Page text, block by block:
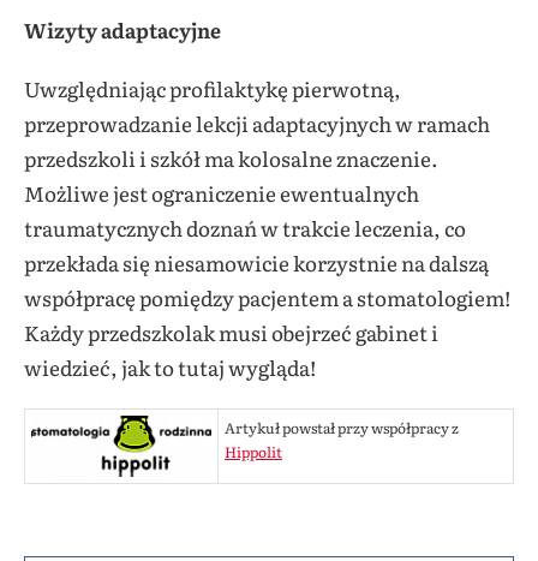
Wizyty adaptacyjne
Uwzględniając profilaktykę pierwotną,
przeprowadzanie lekcji adaptacyjnych w ramach
przedszkoli i szkół ma kolosalne znaczenie.
Możliwe jest ograniczenie ewentualnych
traumatycznych doznań w trakcie leczenia, co
przekłada się niesamowicie korzystnie na dalszą
współpracę pomiędzy pacjentem a stomatologiem!
Każdy przedszkolak musi obejrzeć gabinet i
wiedzieć, jak to tutaj wygląda!
Artykuł powstał przy współpracy z
Hippolit